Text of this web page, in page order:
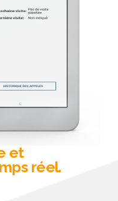
et
réel.